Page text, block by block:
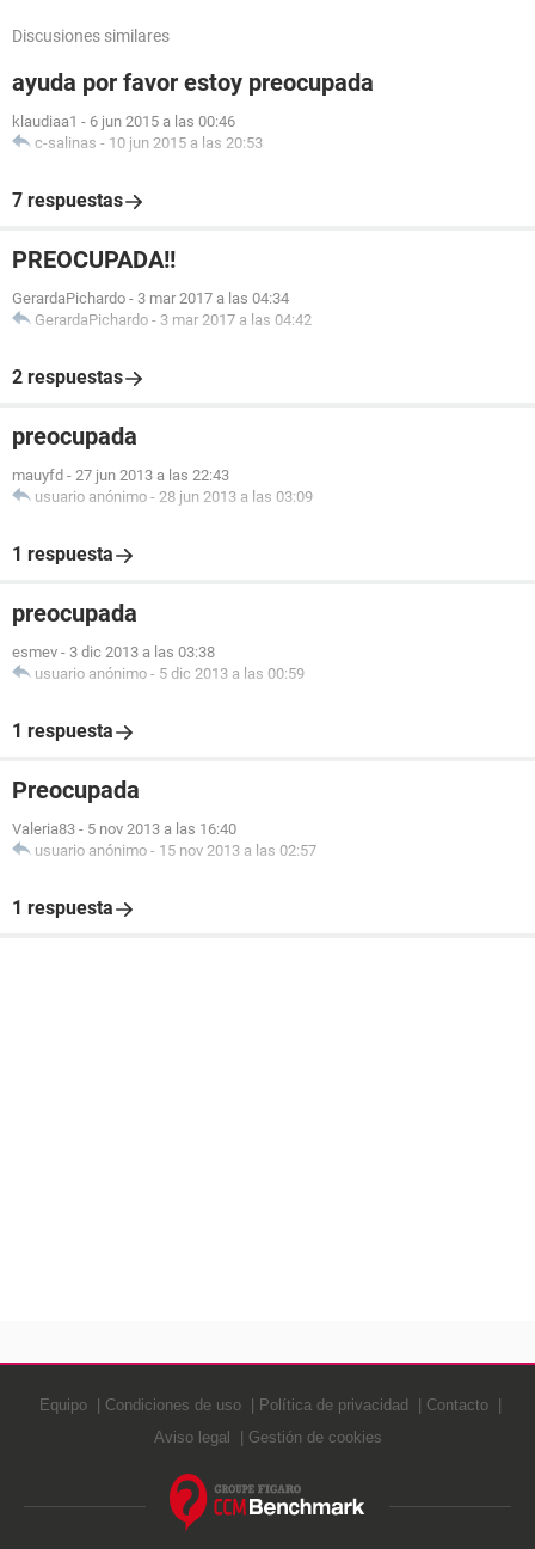
Discusiones similares
ayuda por favor estoy preocupada
klaudiaa1 - 6 jun 2015 a las 00:46
c-salinas - 10 jun 2015 a las 20:53
7 respuestas
PREOCUPADA!!
GerardaPichardo - 3 mar 2017 a las 04:34
GerardaPichardo - 3 mar 2017 a las 04:42
2 respuestas
preocupada
mauyfd - 27 jun 2013 a las 22:43
usuario anónimo - 28 jun 2013 a las 03:09
1 respuesta
preocupada
esmev - 3 dic 2013 a las 03:38
usuario anónimo - 5 dic 2013 a las 00:59
1 respuesta
Preocupada
Valeria83 - 5 nov 2013 a las 16:40
usuario anónimo - 15 nov 2013 a las 02:57
1 respuesta
Equipo Condiciones de uso Política de privacidad
Contacto
Aviso legal
Gestión de cookies